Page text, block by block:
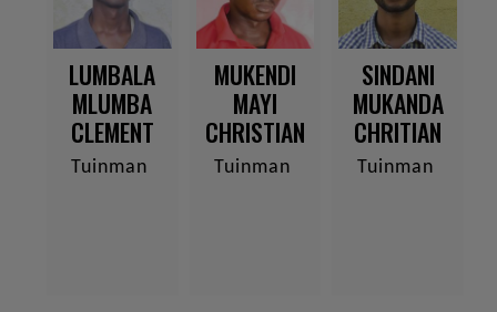
LUMBALA
MLUMBA
CLEMENT
Tuinman
MUKENDI
MAYI
CHRISTIAN
Tuinman
SINDANI
MUKANDA
CHRITIAN
Tuinman